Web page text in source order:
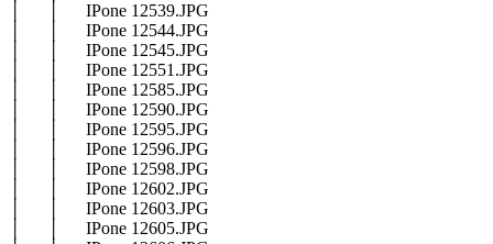
│ │ IPone 12539.JPG
│ │ IPone 12544.JPG
│ │ IPone 12545.JPG
│ │ IPone 12551.JPG
│ │ IPone 12585.JPG
│ │ IPone 12590.JPG
│ │ IPone 12595.JPG
│ │ IPone 12596.JPG
│ │ IPone 12598.JPG
│ │ IPone 12602.JPG
│ │ IPone 12603.JPG
│ │ IPone 12605.JPG